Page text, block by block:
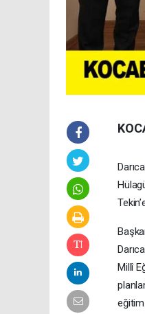
Millî
eğitim